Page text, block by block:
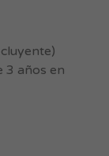
3 años en